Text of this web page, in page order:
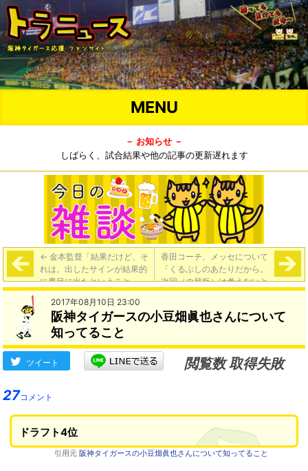
MENU
－ お知らせ －
しばらく、試合結果や他の記事の更新遅れます
← 金本監督「結果だけど、そ
れは。出したサインが結果的
に裏目に出たということ」
香田コーチ、メッセについて
「くるぶしのあたりだから。
次回（の登板）は考えないと
いけないかも」金本監督「ま
こが一番心配だ」→
2017年08月10日 23:00
阪神タイガースの小豆畑眞也さんについて
知ってること
ツイート
閲覧数 取得失敗
27コメント
ドラフト4位
引用元 阪神タイガースの小豆畑眞也さんについて知ってること